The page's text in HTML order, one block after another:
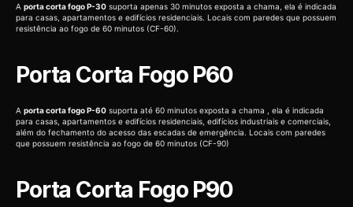
A porta corta fogo P-30 suporta apenas 30 minutos exposta a chama, ela é indicada
para casas, apartamentos e edifícios residenciais. Locais com paredes que possuem
resistência ao fogo de 60 minutos (CF-60).
Porta Corta Fogo P60
A porta corta fogo P-60 suporta até 60 minutos exposta a chama , ela é indicada
para casas, apartamentos e edifícios residenciais, edifícios industriais e comerciais,
além do fechamento do acesso das escadas de emergência. Locais com paredes
que possuem resistência ao fogo de 60 minutos (CF-90)
Porta Corta Fogo P90